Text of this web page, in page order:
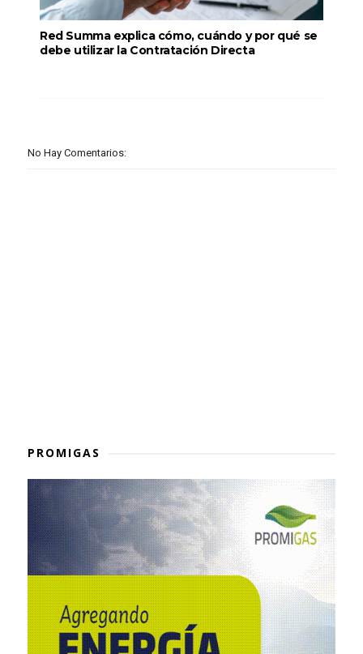
Red Summa explica cómo, cuándo y por qué se
debe utilizar la Contratación Directa
No Hay Comentarios:
PROMIGAS